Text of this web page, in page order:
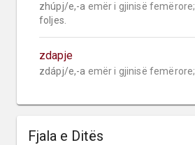
zhúpj/e,-a emër i gjinisë femërore;
foljes.
zdapje
zdápj/e,-a emër i gjinisë femërore;
Fjala e Ditës